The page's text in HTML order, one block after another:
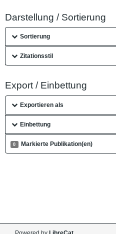
Darstellung / Sortierung
Sortierung
Zitationsstil
Export / Einbettung
Exportieren als
Einbettung
0 Markierte Publikation(en)